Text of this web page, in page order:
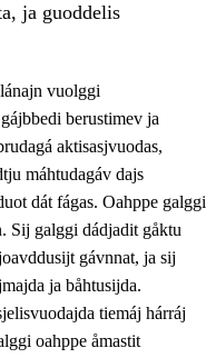
ja ávddama hárráj
ja guoddelis
vuolggi
berustimev ja
aktisasjvuodas,
máhtudagáv dajs
dát fágas. Oahppe galggi
Sij galggi dádjadit gåktu
gávnnat, ja sij
ja båhtusijda.
tiemáj hárráj
oahppe åmastit